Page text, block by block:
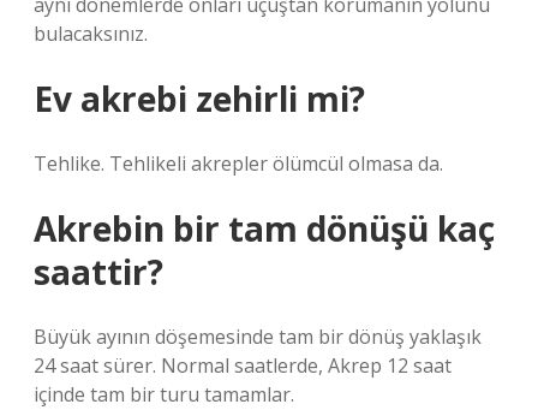
bulacaksınız.
Ev akrebi zehirli mi?
Tehlike. Tehlikeli akrepler ölümcül olmasa da.
Akrebin bir tam dönüşü kaç
saattir?
Büyük ayının döşemesinde tam bir dönüş yaklaşık
24 saat sürer. Normal saatlerde, Akrep 12 saat
içinde tam bir turu tamamlar.